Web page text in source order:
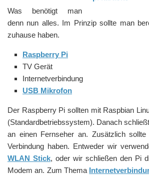
Was benötigt man
denn nun alles. Im Prinzip sollte man
zuhause haben.
Raspberry Pi
TV Gerät
Internetverbindung
USB Mikrofon
Der Raspberry Pi sollten mit Raspbian
(Standardbetriebssystem). Danach
an einen Fernseher an. Zusätzlich
Verbindung haben. Entweder wir
WLAN Stick, oder wir schließen den Pi
Modem an. Zum Thema